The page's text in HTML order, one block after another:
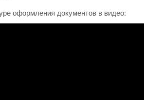
оформления документов в видео: